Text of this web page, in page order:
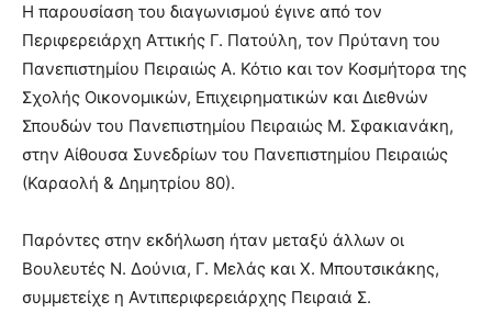
Η παρουσίαση του διαγωνισμού έγινε από τον
Περιφερειάρχη Αττικής Γ. Πατούλη, τον Πρύτανη του
Πανεπιστημίου Πειραιώς Α. Κότιο και τον Κοσμήτορα της
Σχολής Οικονομικών, Επιχειρηματικών και Διεθνών
Σπουδών του Πανεπιστημίου Πειραιώς Μ. Σφακιανάκη,
στην Αίθουσα Συνεδρίων του Πανεπιστημίου Πειραιώς
(Καραολή & Δημητρίου 80).
Παρόντες στην εκδήλωση ήταν μεταξύ άλλων οι
Βουλευτές Ν. Δούνια, Γ. Μελάς και Χ. Μπουτσικάκης,
συμμετείχε η Αντιπεριφερειάρχης Πειραιά Σ.